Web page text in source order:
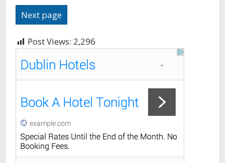
Next page
Post Views: 2,296